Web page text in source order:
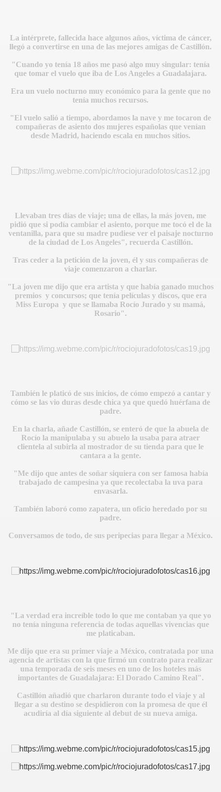
La intérprete, fallecida hace algunos años, víctima de cáncer,
llegó a convertirse en una de las mejores amigas de Castillón.
"Cuando yo tenía 18 años me pasó algo muy singular: tenía
que tomar el vuelo que iba de Los Angeles a Guadalajara.
Era un vuelo nocturno muy económico para la gente que no
tenía muchos recursos.
"El vuelo salió a tiempo, abordamos la nave y me tocaron de
compañeras de asiento dos mujeres españolas que venían
desde Madrid, haciendo escala en muchos sitios.
Llevaban tres días de viaje; una de ellas, la más joven, me
pidió que si podía cambiar el asiento, porque me tocó el de la
ventanilla, para que su madre pudiese ver el paisaje nocturno
de la ciudad de Los Angeles", recuerda Castillón.
Tras ceder a la petición de la joven, él y sus compañeras de
viaje comenzaron a charlar.
"La joven me dijo que era artista y que había ganado muchos
premios y concursos; que tenía películas y discos, que era
Miss Europa y que se llamaba Rocío Jurado y su mamá,
Rosario".
También le platicó de sus inicios, de cómo empezó a cantar y
cómo se las vio duras desde chica ya que quedó huérfana de
padre.
En la charla, añade Castillón, se enteró de que la abuela de
Rocío la manipulaba y su abuelo la usaba para atraer
clientela al subirla al mostrador de su tienda para que le
cantara a la gente.
"Me dijo que antes de soñar siquiera con ser famosa había
trabajado de campesina ya que recolectaba la uva para
envasarla.
También laboró como zapatera, un oficio heredado por su
padre.
Conversamos de todo, de sus peripecias para llegar a México.
"La verdad era increíble todo lo que me contaban ya que yo
no tenía ninguna referencia de todas aquellas vivencias que
me platicaban.
Me dijo que era su primer viaje a México, contratada por una
agencia de artistas con la que firmó un contrato para realizar
una temporada de seis meses en uno de los hoteles más
importantes de Guadalajara: El Dorado Camino Real".
Castillón añadió que charlaron durante todo el viaje y al
llegar a su destino se despidieron con la promesa de que él
acudiría al día siguiente al debut de su nueva amiga.